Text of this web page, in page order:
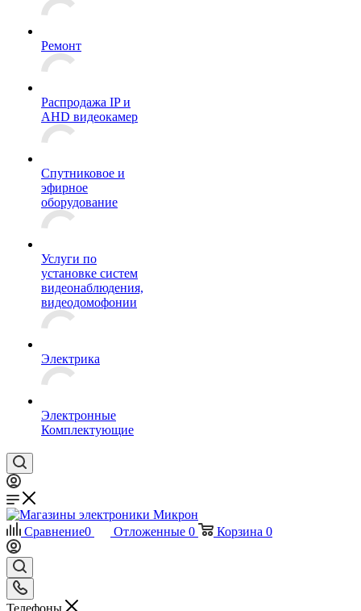
Ремонт
Распродажа IP и
AHD видеокамер
Спутниковое и
эфирное
оборудование
Услуги по
установке систем
видеонаблюдения,
видеодомофонии
Электрика
Электронные
Комплектующие
Сравнение0 Отложенные 0 Корзина 0
Телефоны